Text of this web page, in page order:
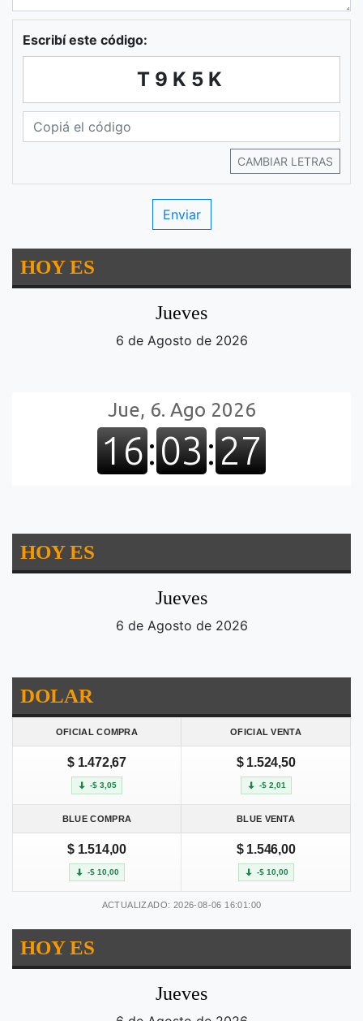
Escribí este código:
T9K5K
CAMBIAR LETRAS
HOY ES
Jueves
6 de Agosto de 2026
HOY ES
Jueves
6 de Agosto de 2026
DOLAR
OFICIAL COMPRA OFICIAL VENTA
$ 1.472,67
-$ 3,05
$ 1.524,50
-$ 2,01
BLUE COMPRA BLUE VENTA
$ 1.514,00
-$ 10,00
$ 1.546,00
-$ 10,00
ACTUALIZADO: 2026-08-06 16:01:00
HOY ES
Jueves